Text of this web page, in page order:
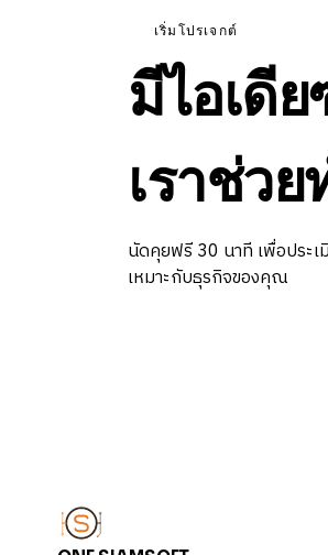
เริ่มโปรเจกต์
มีไอเดี
เราช่ว
นัดคุยฟรี 30 นาที เพื่อประเ
เหมาะกับธุรกิจของคุณ